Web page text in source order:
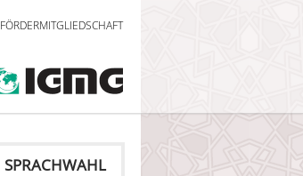
FÖRDERMITGLIEDSCHAFT
SPRACHWAHL